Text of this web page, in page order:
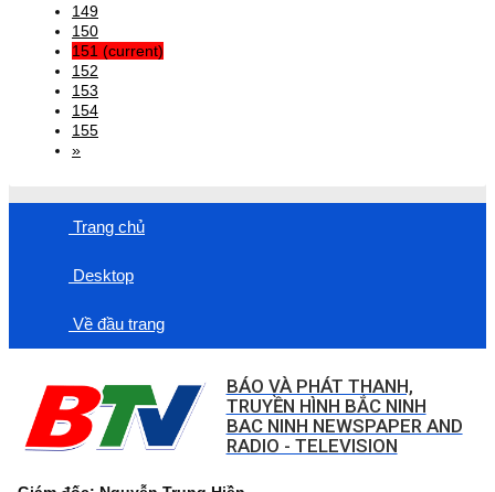
149
150
151 (current)
152
153
154
155
»
Trang chủ
Desktop
Về đầu trang
BÁO VÀ PHÁT THANH,
TRUYỀN HÌNH BẮC NINH
BAC NINH NEWSPAPER AND
RADIO - TELEVISION